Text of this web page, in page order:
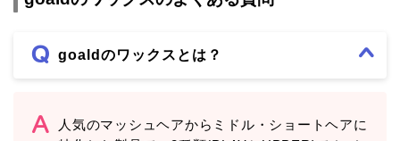
goaldのワックスとは？
人気のマッシュヘアからミドル・ショートヘアに